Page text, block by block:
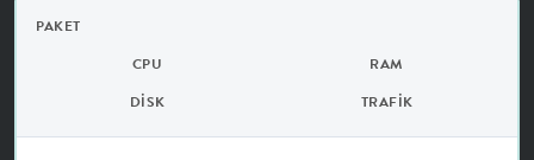
PAKET
CPU
RAM
DISK
TRAFIK